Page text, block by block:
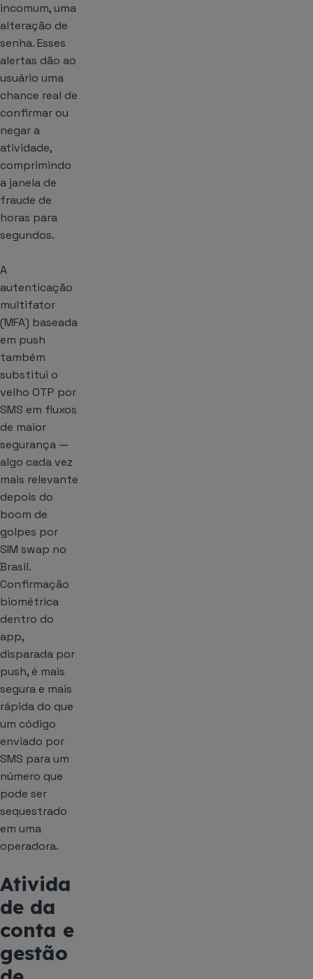
incomum, uma
alteração de
senha. Esses
alertas dão ao
usuário uma
chance real de
confirmar ou
negar a
atividade,
comprimindo
a janela de
fraude de
horas para
segundos.
A
autenticação
multifator
(MFA) baseada
em push
também
substitui o
velho OTP por
SMS em fluxos
de maior
segurança —
algo cada vez
mais relevante
depois do
boom de
golpes por
SIM swap no
Brasil.
Confirmação
biométrica
dentro do
app,
disparada por
push, é mais
segura e mais
rápida do que
um código
enviado por
SMS para um
número que
pode ser
sequestrado
em uma
operadora.
Ativida
de da
conta e
gestão